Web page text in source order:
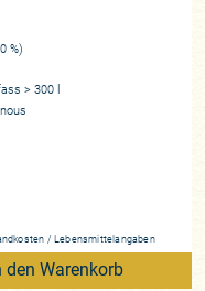
Klima sehr
seine Zeit im
Der lange Ausbau auf
ermöglicht dies,
für ein
ab Mitte der
gering schwefeln
gilt Antoniolo als
Gattinara. Antonio
Piemonts, ist ein großer
%)
> 300 l
/ Lebensmittelangaben
den Warenkorb